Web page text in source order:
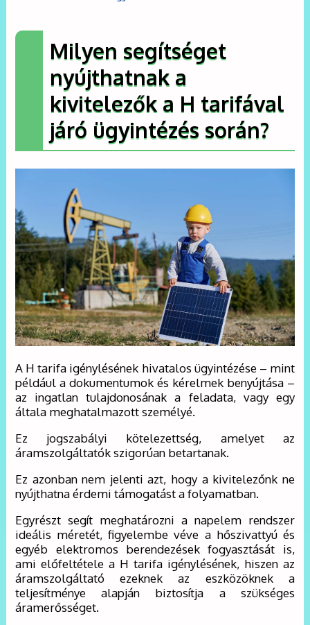
Milyen segítséget
nyújthatnak a
kivitelezők a H tarifával
járó ügyintézés során?
A H tarifa igénylésének hivatalos ügyintézése – mint
például a dokumentumok és kérelmek benyújtása –
az ingatlan tulajdonosának a feladata, vagy egy
általa meghatalmazott személyé.
Ez jogszabályi kötelezettség, amelyet az
áramszolgáltatók szigorúan betartanak.
Ez azonban nem jelenti azt, hogy a kivitelezőnk ne
nyújthatna érdemi támogatást a folyamatban.
Egyrészt segít meghatározni a napelem rendszer
ideális méretét, figyelembe véve a hőszivattyú és
egyéb elektromos berendezések fogyasztását is,
ami előfeltétele a H tarifa igénylésének, hiszen az
áramszolgáltató ezeknek az eszközöknek a
teljesítménye alapján biztosítja a szükséges
áramerősséget.